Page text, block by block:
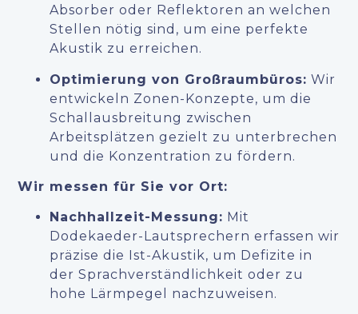
Absorber oder Reflektoren an welchen
Stellen nötig sind, um eine perfekte
Akustik zu erreichen.
Optimierung von Großraumbüros: Wir
entwickeln Zonen-Konzepte, um die
Schallausbreitung zwischen
Arbeitsplätzen gezielt zu unterbrechen
und die Konzentration zu fördern.
Wir messen für Sie vor Ort:
Nachhallzeit-Messung: Mit
Dodekaeder-Lautsprechern erfassen wir
präzise die Ist-Akustik, um Defizite in
der Sprachverständlichkeit oder zu
hohe Lärmpegel nachzuweisen.